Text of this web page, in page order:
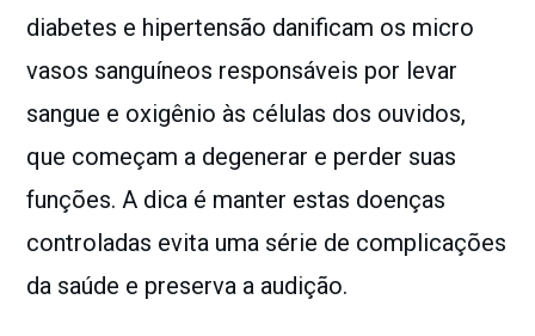
diabetes e hipertensão danificam os micro
vasos sanguíneos responsáveis por levar
sangue e oxigênio às células dos ouvidos,
que começam a degenerar e perder suas
funções. A dica é manter estas doenças
controladas evita uma série de complicações
da saúde e preserva a audição.